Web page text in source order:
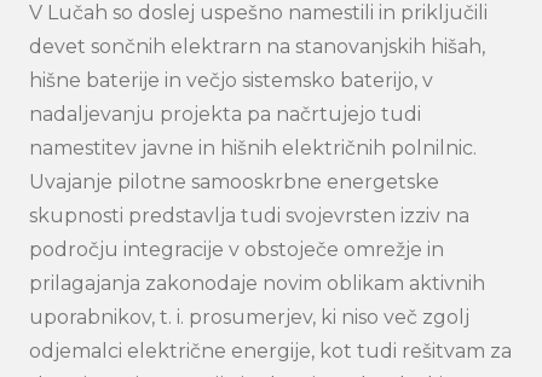
V Lučah so doslej uspešno namestili in priključili
devet sončnih elektrarn na stanovanjskih hišah,
hišne baterije in večjo sistemsko baterijo, v
nadaljevanju projekta pa načrtujejo tudi
namestitev javne in hišnih električnih polnilnic.
Uvajanje pilotne samooskrbne energetske
skupnosti predstavlja tudi svojevrsten izziv na
področju integracije v obstoječe omrežje in
prilagajanja zakonodaje novim oblikam aktivnih
uporabnikov, t. i. prosumerjev, ki niso več zgolj
odjemalci električne energije, kot tudi rešitvam za